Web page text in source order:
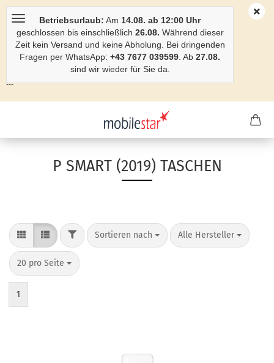
Betriebsurlaub: Am 14.08. ab 12:00 Uhr
geschlossen bis einschließlich 26.08. Während dieser
Zeit kein Versand und keine Abholung. Bei dringenden
Fragen per WhatsApp: +43 7677 039599 . Ab 27.08.
sind wir wieder für Sie da.
```
P SMART (2019) TASCHEN
Sortieren nach Alle Hersteller
20 pro Seite
1